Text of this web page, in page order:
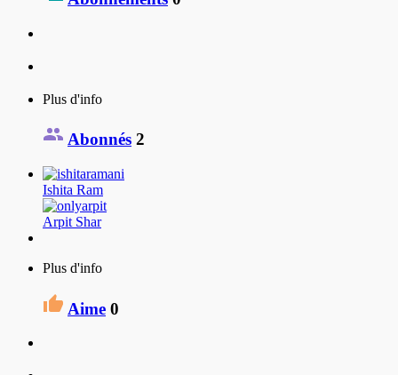
Plus d'info
Abonnés 2
Ishita Ram
Arpit Shar
Plus d'info
Aime 0